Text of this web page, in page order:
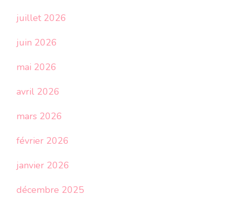
juillet 2026
juin 2026
mai 2026
avril 2026
mars 2026
février 2026
janvier 2026
décembre 2025